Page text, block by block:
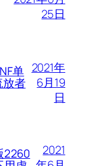
25日
单
者
2021年
6月19
日
2260
2021